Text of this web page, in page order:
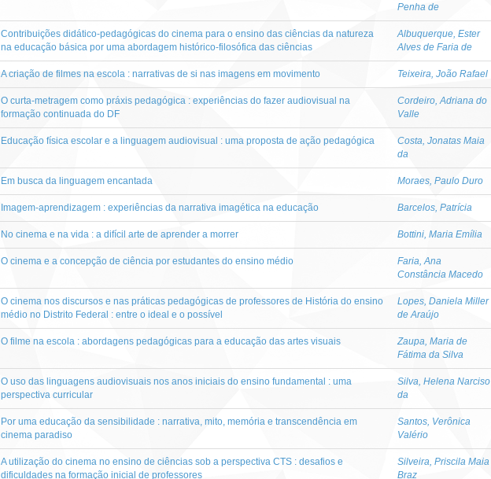
Penha de
Contribuições didático-pedagógicas do cinema para o ensino das ciências da natureza
na educação básica por uma abordagem histórico-filosófica das ciências
Albuquerque, Ester
Alves de Faria de
A criação de filmes na escola : narrativas de si nas imagens em movimento Teixeira, João Rafael
O curta-metragem como práxis pedagógica : experiências do fazer audiovisual na
formação continuada do DF
Cordeiro, Adriana do
Valle
Educação física escolar e a linguagem audiovisual : uma proposta de ação pedagógica
Costa, Jonatas Maia
da
Em busca da linguagem encantada Moraes, Paulo Duro
Imagem-aprendizagem : experiências da narrativa imagética na educação Barcelos, Patrícia
No cinema e na vida : a difícil arte de aprender a morrer Bottini, Maria Emília
O cinema e a concepção de ciência por estudantes do ensino médio
Faria, Ana
Constância Macedo
O cinema nos discursos e nas práticas pedagógicas de professores de História do ensino
médio no Distrito Federal : entre o ideal e o possível
Lopes, Daniela Miller
de Araújo
O filme na escola : abordagens pedagógicas para a educação das artes visuais
Zaupa, Maria de
Fátima da Silva
O uso das linguagens audiovisuais nos anos iniciais do ensino fundamental : uma
perspectiva curricular
Silva, Helena Narciso
da
Por uma educação da sensibilidade : narrativa, mito, memória e transcendência em
cinema paradiso
Santos, Verônica
Valério
A utilização do cinema no ensino de ciências sob a perspectiva CTS : desafios e
dificuldades na formação inicial de professores
Silveira, Priscila Maia
Braz